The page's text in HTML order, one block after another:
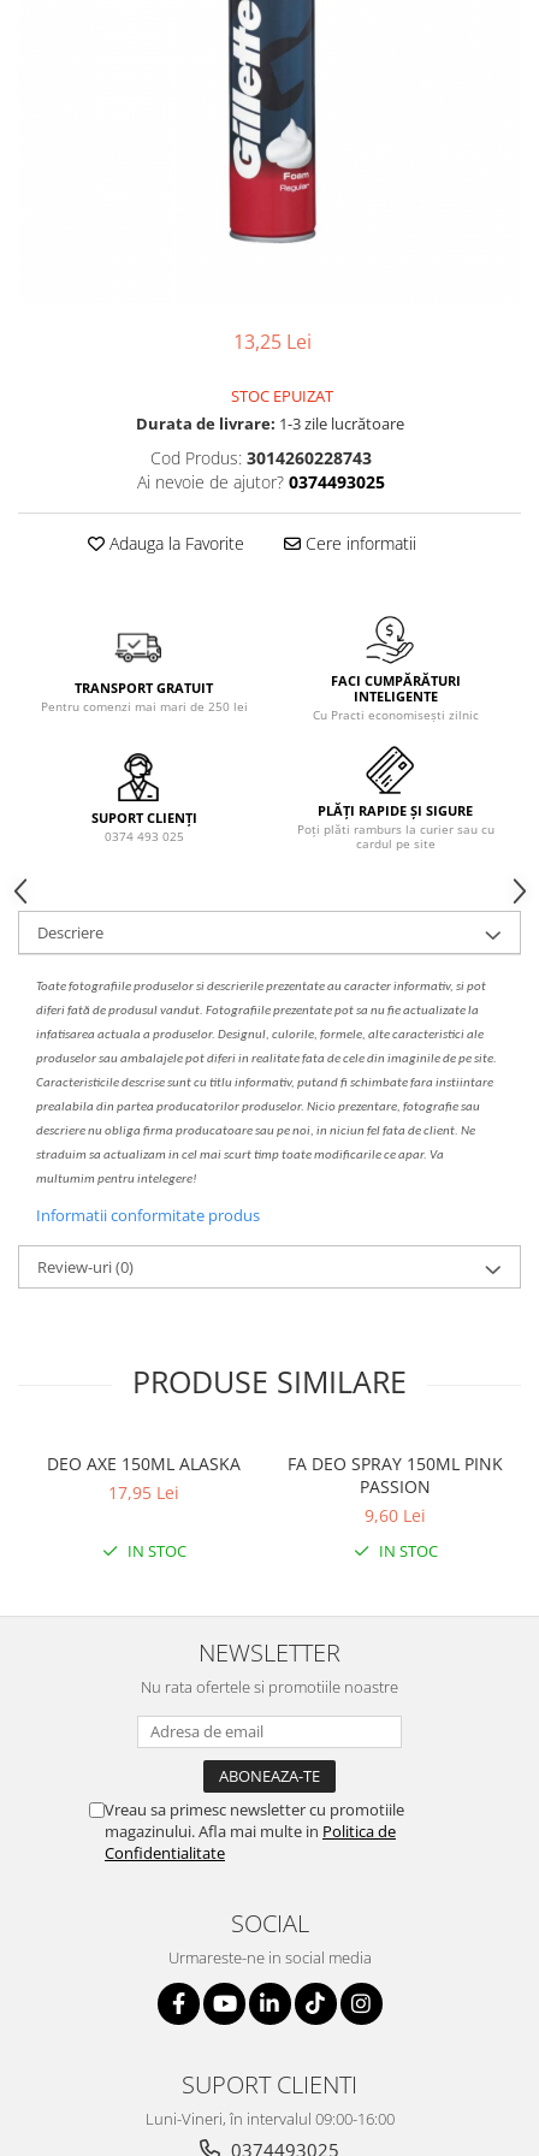
Echipamente de curăţenie
Folie aluminiu,folie alimentara
Servetel
Solutie de indepartat rugina si
Sapun lichid, sapun
pentru par, masca de par
13,25 Lei
STOC EPUIZAT
Durata de livrare: 1-3 zile lucrătoare
Cod Produs: 3014260228743
Ai nevoie de ajutor? 0374493025
Adauga la Favorite Cere informatii
TRANSPORT GRATUIT
Pentru comenzi mai mari de 250 lei
FACI CUMPĂRĂTURI
INTELIGENTE
Cu Practi economisești zilnic
SUPORT CLIENȚI
0374 493 025
PLĂȚI RAPIDE ȘI SIGURE
Poți plăti ramburs la curier sau cu
cardul pe site
Descriere
Toate fotografiile produselorsidescrierileprezentate au caracter informativ, si pot
diferi fată de produsul vandut. Fotografiile prezentate pot sa nu fie actualizate la
infatisarea actuala a produselor. Designul, culorile, formele, alte caracteristici ale
produselor sau ambalajele pot diferi in realitate fata de cele din imaginile de pe site.
Caracteristicile descrise sunt cu titlu informativ, putand fi schimbate fara instiintare
prealabila din partea producatorilor produselor. Nicio prezentare, fotografie sau
descriere nu obliga firma producatoare sau pe noi, in niciun fel fata de client. Ne
straduim sa actualizam in cel mai scurt timp toate modificarile ce apar. Va
multumim pentru intelegere!
Informatii conformitate produs
Review-uri(0)
PRODUSE SIMILARE
DEO AXE 150ML ALASKA
17,95 Lei
IN STOC
FA DEO SPRAY 150ML PINK
PASSION
9,60 Lei
IN STOC
NEWSLETTER
Nu rata ofertele si promotiile noastre
Vreau sa primesc newsletter cu promotiile
magazinului. Afla mai multe in Politica de
Confidentialitate
SOCIAL
Urmareste-ne in social media
SUPORT CLIENTI
Luni-Vineri, în intervalul 09:00-16:00
0374493025